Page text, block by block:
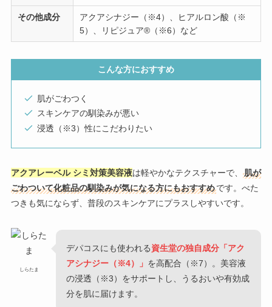
その他成分
アクアシナジー（※4）、ヒアルロン酸（※
5）、リピジュア®（※6）など
こんな方におすすめ
肌がごわつく
スキンケアの馴染みが悪い
浸透（※3）性にこだわりたい
アクアレーベル シミ対策美容液は軽やかなテクスチャーで、
肌が
ごわついて化粧品の馴染みが気になる方にもおすすめです。べた
つきも気にならず、普段のスキンケアにプラスしやすいです。
しらたま
デパコスにも使われる資生堂の独自成分「アク
アシナジー（※4）」 を高配合（※7）。美容液
の浸透（※3）をサポートし、うるおいや有効成
分を肌に届けます。